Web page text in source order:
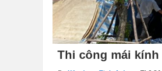
Thi công mái